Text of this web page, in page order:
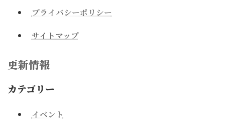
プライバシーポリシー
サイトマップ
更新情報
カテゴリー
イベント